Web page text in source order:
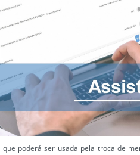
que poderá ser usada pela troca de